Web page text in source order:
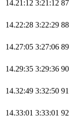
14.21:12 3:21:12 87
14.22:28 3:22:29 88
14.27:05 3:27:06 89
14.29:35 3:29:36 90
14.32:49 3:32:50 91
14.33:01 3:33:01 92